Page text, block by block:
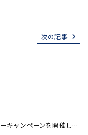
次の記事
【釧路スバルオリジナル】 台数限定！サマーキャンペーンを開催します！